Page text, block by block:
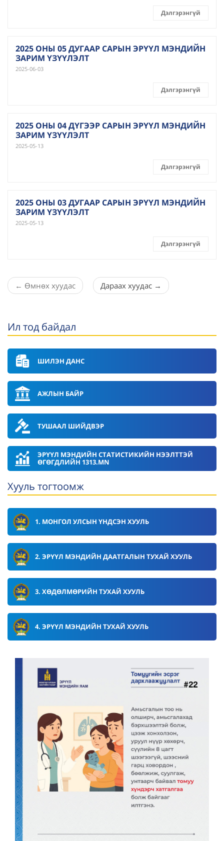
Дэлгэрэнгүй
2025 ОНЫ 05 ДУГААР САРЫН ЭРҮҮЛ МЭНДИЙН
ЗАРИМ ҮЗҮҮЛЭЛТ
2025-06-03
Дэлгэрэнгүй
2025 ОНЫ 04 ДҮГЭЭР САРЫН ЭРҮҮЛ МЭНДИЙН
ЗАРИМ ҮЗҮҮЛЭЛТ
2025-05-13
Дэлгэрэнгүй
2025 ОНЫ 03 ДУГААР САРЫН ЭРҮҮЛ МЭНДИЙН
ЗАРИМ ҮЗҮҮЛЭЛТ
2025-05-13
Дэлгэрэнгүй
← Өмнөх хуудас Дараах хуудас →
Ил тод байдал
ШИЛЭН ДАНС
АЖЛЫН БАЙР
ТУШААЛ ШИЙДВЭР
ЭРҮҮЛ МЭНДИЙН СТАТИСТИКИЙН НЭЭЛТТЭЙ
ӨГӨГДЛИЙН 1313.MN
Хууль тогтоомж
1. МОНГОЛ УЛСЫН ҮНДСЭН ХУУЛЬ
2. ЭРҮҮЛ МЭНДИЙН ДААТГАЛЫН ТУХАЙ ХУУЛЬ
3. ХӨДӨЛМӨРИЙН ТУХАЙ ХУУЛЬ
4. ЭРҮҮЛ МЭНДИЙН ТУХАЙ ХУУЛЬ